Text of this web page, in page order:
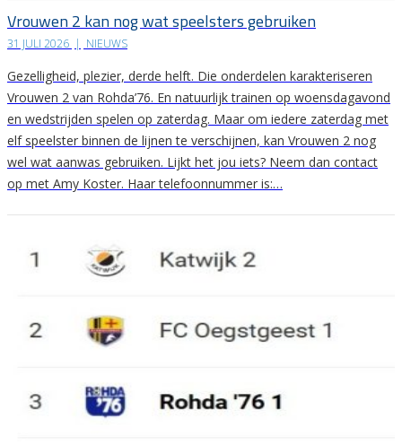
Vrouwen 2 kan nog wat speelsters gebruiken
31 JULI 2026 | NIEUWS
Gezelligheid, plezier, derde helft. Die onderdelen karakteriseren
Vrouwen 2 van Rohda’76. En natuurlijk trainen op woensdagavond
en wedstrijden spelen op zaterdag. Maar om iedere zaterdag met
elf speelster binnen de lijnen te verschijnen, kan Vrouwen 2 nog
wel wat aanwas gebruiken. Lijkt het jou iets? Neem dan contact
op met Amy Koster. Haar telefoonnummer is:…